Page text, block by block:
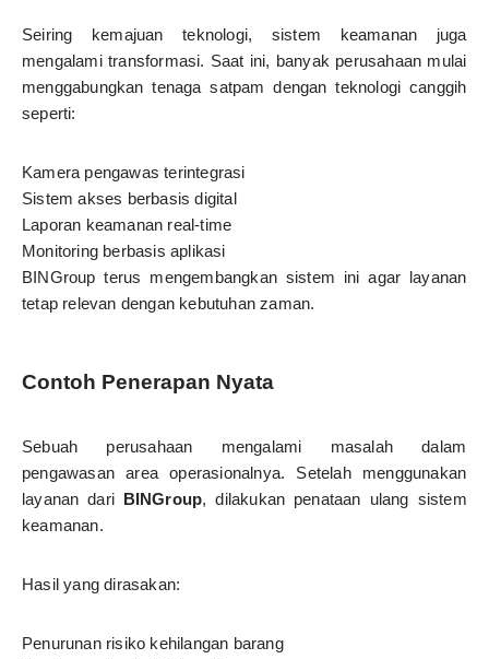
Seiring kemajuan teknologi, sistem keamanan juga
mengalami transformasi. Saat ini, banyak perusahaan mulai
menggabungkan tenaga satpam dengan teknologi canggih
seperti:
Kamera pengawas terintegrasi
Sistem akses berbasis digital
Laporan keamanan real-time
Monitoring berbasis aplikasi
BINGroup terus mengembangkan sistem ini agar layanan
tetap relevan dengan kebutuhan zaman.
Contoh Penerapan Nyata
Sebuah perusahaan mengalami masalah dalam
pengawasan area operasionalnya. Setelah menggunakan
layanan dari BINGroup, dilakukan penataan ulang sistem
keamanan.
Hasil yang dirasakan:
Penurunan risiko kehilangan barang